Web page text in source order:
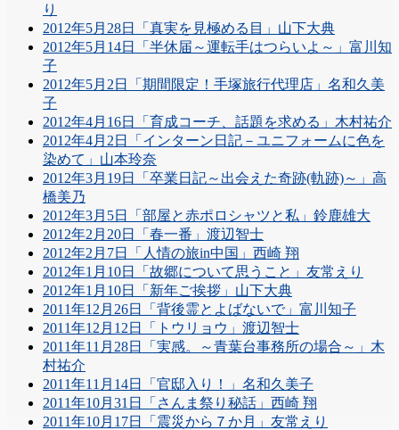
り
2012年5月28日「真実を見極める目」山下大典
2012年5月14日「半休届～運転手はつらいよ～」富川知
子
2012年5月2日「期間限定！手塚旅行代理店」名和久美
子
2012年4月16日「育成コーチ、話題を求める」木村祐介
2012年4月2日「インターン日記－ユニフォームに色を
染めて」山本玲奈
2012年3月19日「卒業日記～出会えた奇跡(軌跡)～」高
橋美乃
2012年3月5日「部屋と赤ポロシャツと私」鈴鹿雄大
2012年2月20日「春一番」渡辺智士
2012年2月7日「人情の旅in中国」西崎 翔
2012年1月10日「故郷について思うこと」友常えり
2012年1月10日「新年ご挨拶」山下大典
2011年12月26日「背後霊とよばないで」富川知子
2011年12月12日「トウリョウ」渡辺智士
2011年11月28日「実感。～青葉台事務所の場合～」木
村祐介
2011年11月14日「官邸入り！」名和久美子
2011年10月31日「さんま祭り秘話」西崎 翔
2011年10月17日「震災から７か月」友常えり